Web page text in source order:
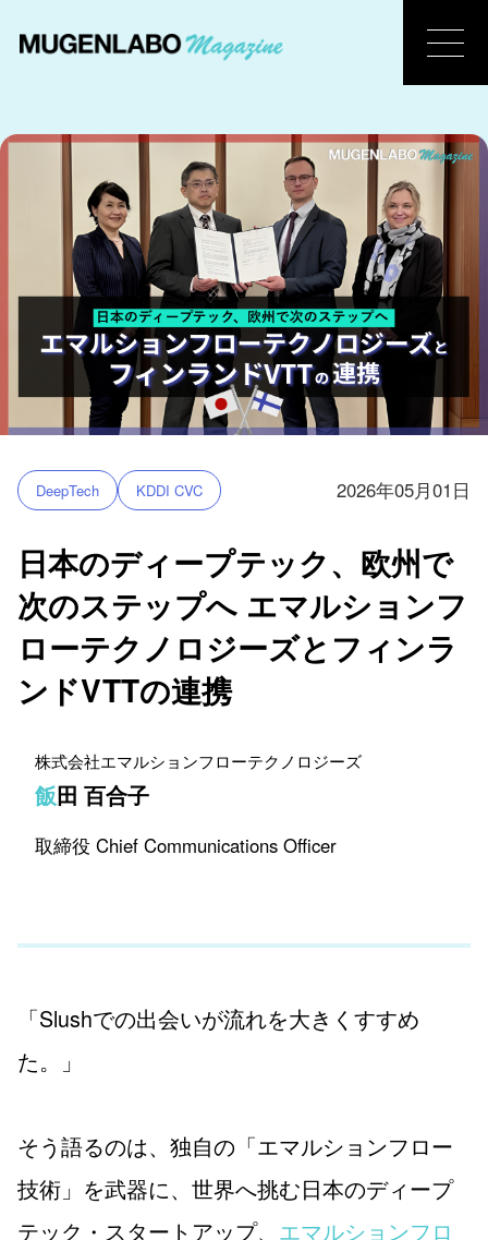
DeepTech KDDI CVC 2026年05月01日
日本のディープテック、欧州で
次のステップへ エマルションフ
ローテクノロジーズとフィンラ
ンドVTTの連携
株式会社エマルションフローテクノロジーズ
飯田 百合子
取締役 Chief Communications Officer
「Slushでの出会いが流れを大きくすすめ
た。」
そう語るのは、独自の「エマルションフロー
技術」を武器に、世界へ挑む日本のディープ
テック・スタートアップ、 エマルションフロ